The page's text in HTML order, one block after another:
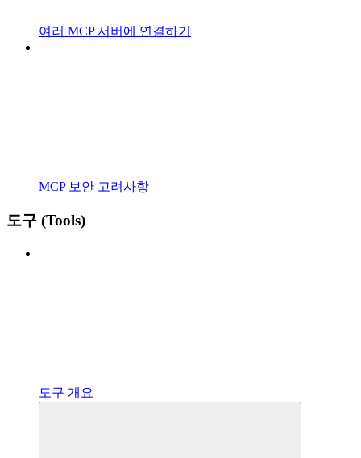
여러 MCP 서버에 연결하기
MCP 보안 고려사항
도구 (Tools)
도구 개요